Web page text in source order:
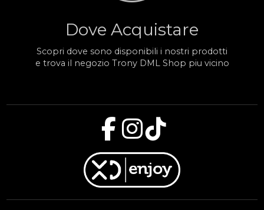
Dove Acquistare
Scopri dove sono disponibili i nostri prodotti
e trova il negozio Trony DML Shop piu vicino